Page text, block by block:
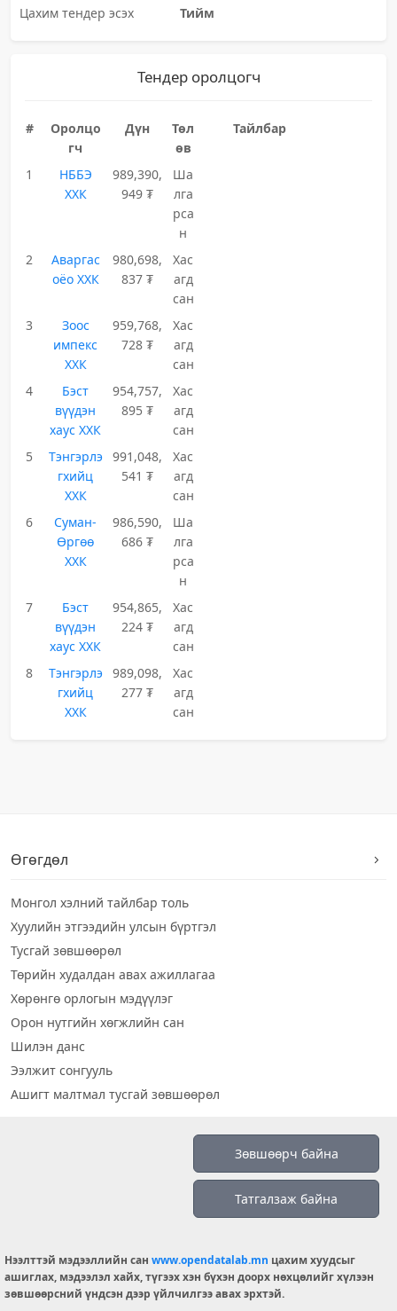
Цахим тендер эсэх
Тийм
Тендер оролцогч
#
Оролцо
гч
Дүн
Төл
өв
Тайлбар
1
НББЭ
ХХК
989,390,
949 ₮
Ша
лга
рса
н
2
Аваргас
оёо ХХК
980,698,
837 ₮
Хас
агд
сан
3
Зоос
импекс
ХХК
959,768,
728 ₮
Хас
агд
сан
4
Бэст
вүүдэн
хаус ХХК
954,757,
895 ₮
Хас
агд
сан
5
Тэнгэрлэ
гхийц
ХХК
991,048,
541 ₮
Хас
агд
сан
6
Суман-
Өргөө
ХХК
986,590,
686 ₮
Ша
лга
рса
н
7
Бэст
вүүдэн
хаус ХХК
954,865,
224 ₮
Хас
агд
сан
8
Тэнгэрлэ
гхийц
ХХК
989,098,
277 ₮
Хас
агд
сан
Өгөгдөл
Монгол хэлний тайлбар толь
Хуулийн этгээдийн улсын бүртгэл
Тусгай зөвшөөрөл
Төрийн худалдан авах ажиллагаа
Хөрөнгө орлогын мэдүүлэг
Орон нутгийн хөгжлийн сан
Шилэн данс
Ээлжит сонгууль
Ашигт малтмал тусгай зөвшөөрөл
info@opendatalab.mn
© 2026 OPENDATA LAB MONGOLIA.
Зөвшөөрч байна
Татгалзаж байна
Нээлттэй мэдээллийн сан www.opendatalab.mn цахим хуудсыг
ашиглах, мэдээлэл хайх, түгээх хэн бүхэн доорх нөхцөлийг хүлээн
зөвшөөрсний үндсэн дээр үйлчилгээ авах эрхтэй.